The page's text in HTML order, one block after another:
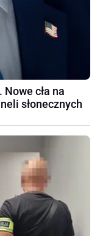
cła na
słonecznych